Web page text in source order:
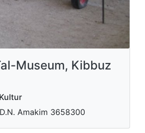
Museum, Kibbuz
Amakim 3658300